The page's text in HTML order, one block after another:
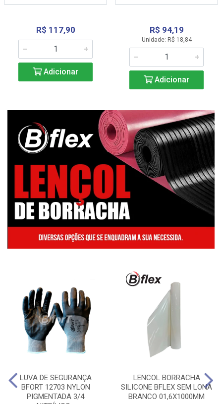
R$ 117,90
Adicionar
R$ 94,19
Unidade: R$ 18,84
Adicionar
LUVA DE SEGURANÇA
BFORT 12703 NYLON
PIGMENTADA 3/4
LENCOL BORRACHA
SILICONE BFLEX SEM LONA
BRANCO 01,6X1000MM